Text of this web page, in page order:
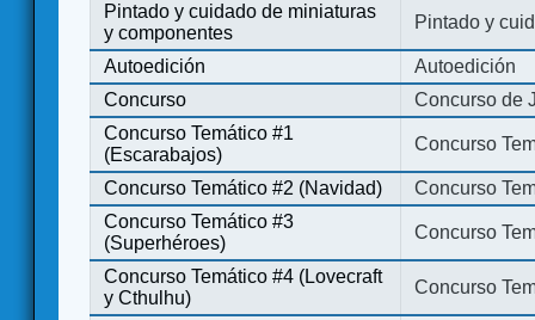
Pintado y cuidado de miniaturas
y componentes
Pintado y
Autoedición
Autoedición
Concurso
Concurso de
Concurso Temático #1
(Escarabajos)
Concurso
Concurso Temático #2 (Navidad)
Concurso
Concurso Temático #3
(Superhéroes)
Concurso
Concurso Temático #4 (Lovecraft
y Cthulhu)
Concurso